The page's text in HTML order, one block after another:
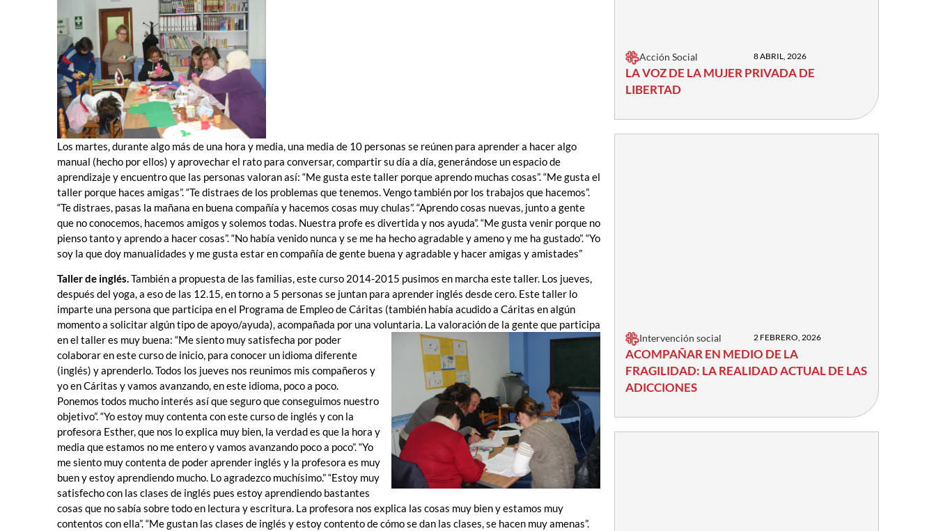
Los martes, durante algo más de una hora y media, una media de 10 personas se reúnen para aprender a hacer algo
manual (hecho por ellos) y aprovechar el rato para conversar, compartir su día a día, generándose un espacio de
aprendizaje y encuentro que las personas valoran así: “Me gusta este taller porque aprendo muchas cosas”. “Me gusta el
taller porque haces amigas”. “Te distraes de los problemas que tenemos. Vengo también por los trabajos que hacemos”.
“Te distraes, pasas la mañana en buena compañía y hacemos cosas muy chulas”. “Aprendo cosas nuevas, junto a gente
que no conocemos, hacemos amigos y solemos todas. Nuestra profe es divertida y nos ayuda”. “Me gusta venir porque no
pienso tanto y aprendo a hacer cosas”. “No había venido nunca y se me ha hecho agradable y ameno y me ha gustado”. “Yo
soy la que doy manualidades y me gusta estar en compañía de gente buena y agradable y hacer amigas y amistades”
Taller de inglés.También a propuesta de las familias, este curso 2014-2015 pusimos en marcha este taller. Los jueves,
después del yoga, a eso de las 12.15, en torno a 5 personas se juntan para aprender inglés desde cero. Este taller lo
imparte una persona que participa en el Programa de Empleo de Cáritas (también había acudido a Cáritas en algún
momento a solicitar algún tipo de apoyo/ayuda), acompañada por una voluntaria. La valoración de la gente que participa
en el taller es muy buena: “Me siento muy satisfecha por poder
colaborar en este curso de inicio, para conocer un idioma diferente
(inglés) y aprenderlo. Todos los jueves nos reunimos mis compañeros y
yo en Cáritas y vamos avanzando, en este idioma, poco a poco.
Ponemos todos mucho interés así que seguro que conseguimos nuestro
objetivo”. “Yo estoy muy contenta con este curso de inglés y con la
profesora Esther, que nos lo explica muy bien, la verdad es que la hora y
media que estamos no me entero y vamos avanzando poco a poco”. “Yo
me siento muy contenta de poder aprender inglés y la profesora es muy
buen y estoy aprendiendo mucho. Lo agradezco muchísimo.” “Estoy muy
satisfecho con las clases de inglés pues estoy aprendiendo bastantes
cosas que no sabía sobre todo en lectura y escritura. La profesora nos explica las cosas muy bien y estamos muy
contentos con ella”. “Me gustan las clases de inglés y estoy contento de cómo se dan las clases, se hacen muy amenas”.
Acción Social 8 ABRIL, 2026
LA VOZ DE LA MUJER PRIVADA DE
LIBERTAD
Intervención social 2 FEBRERO, 2026
ACOMPAÑAR EN MEDIO DE LA
FRAGILIDAD: LA REALIDAD ACTUAL DE LAS
ADICCIONES